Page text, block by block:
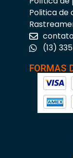
Politica de
(13)
FORMAS